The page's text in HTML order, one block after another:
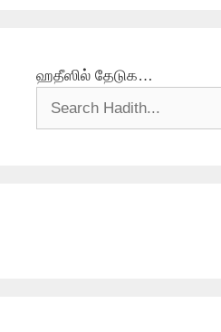
ஹதீஸில் தேடுக…